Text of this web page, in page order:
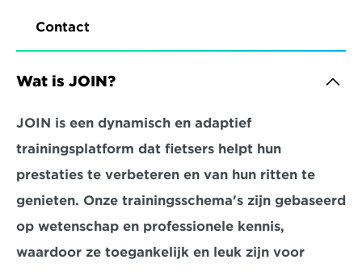
Contact
Wat is JOIN?
JOIN is een dynamisch en adaptief
trainingsplatform dat fietsers helpt hun
prestaties te verbeteren en van hun ritten te
genieten. Onze trainingsschema's zijn gebaseerd
op wetenschap en professionele kennis,
waardoor ze toegankelijk en leuk zijn voor